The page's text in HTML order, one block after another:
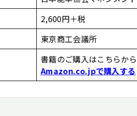
2,600円＋税
東京商工会議所
書籍のご購入はこちらか
Amazon.co.jpで購入する